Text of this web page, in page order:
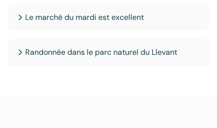
Le marché du mardi est excellent
Randonnée dans le parc naturel du Llevant